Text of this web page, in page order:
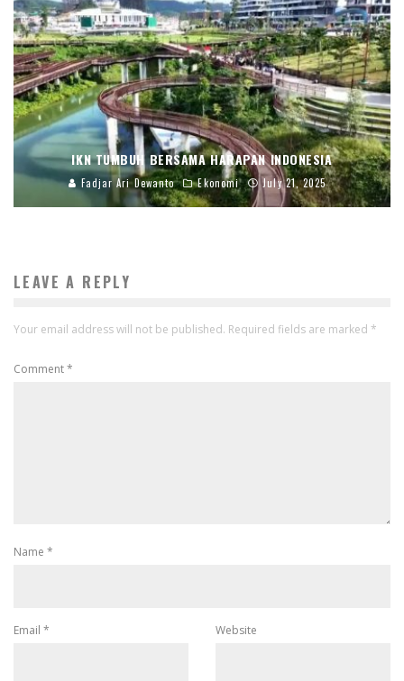
IKN TUMBUH BERSAMA HARAPAN INDONESIA
Fadjar Ari Dewanto Ekonomi July 21, 2025
LEAVE A REPLY
Your email address will not be published. Required fields are marked *
Comment*
Name *
Email * Website